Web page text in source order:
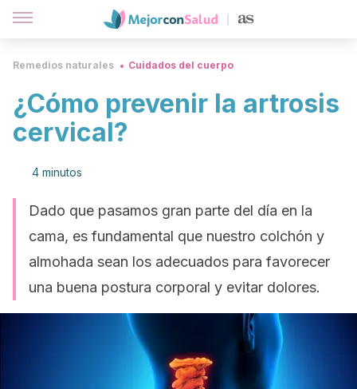
Remedios naturales Cuidados del cuerpo
¿Cómo prevenir la artrosis
cervical?
4 minutos
Dado que pasamos gran parte del día en la
cama, es fundamental que nuestro colchón y
almohada sean los adecuados para favorecer
una buena postura corporal y evitar dolores.